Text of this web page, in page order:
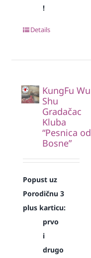
!
Details
KungFu Wu
Shu
Gradačac
Kluba
“Pesnica od
Bosne”
Popust uz
Porodičnu 3
plus karticu:
prvo
i
drugo